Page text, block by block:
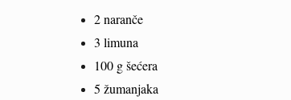
2 naranče
3 limuna
100 g šećera
5 žumanjaka